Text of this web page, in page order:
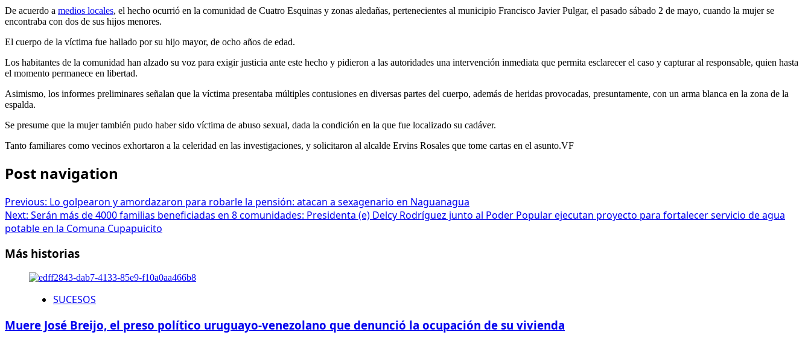
De acuerdo a medios locales, el hecho ocurrió en la comunidad de Cuatro Esquinas y zonas aledañas, pertenecientes al municipio Francisco Javier Pulgar, el pasado sábado 2 de mayo, cuando la mujer se
encontraba con dos de sus hijos menores.
El cuerpo de la víctima fue hallado por su hijo mayor, de ocho años de edad.
Los habitantes de la comunidad han alzado su voz para exigir justicia ante este hecho y pidieron a las autoridades una intervención inmediata que permita esclarecer el caso y capturar al responsable, quien hasta
el momento permanece en libertad.
Asimismo, los informes preliminares señalan que la víctima presentaba múltiples contusiones en diversas partes del cuerpo, además de heridas provocadas, presuntamente, con un arma blanca en la zona de la
espalda.
Se presume que la mujer también pudo haber sido víctima de abuso sexual, dada la condición en la que fue localizado su cadáver.
Tanto familiares como vecinos exhortaron a la celeridad en las investigaciones, y solicitaron al alcalde Ervins Rosales que tome cartas en el asunto.VF
Post navigation
Previous: Lo golpearon y amordazaron para robarle la pensión: atacan a sexagenario en Naguanagua
Next: Serán más de 4000 familias beneficiadas en 8 comunidades: Presidenta (e) Delcy Rodríguez junto al Poder Popular ejecutan proyecto para fortalecer servicio de agua
potable en la Comuna Cupapuicito
Más historias
SUCESOS
Muere José Breijo, el preso político uruguayo-venezolano que denunció la ocupación de su vivienda